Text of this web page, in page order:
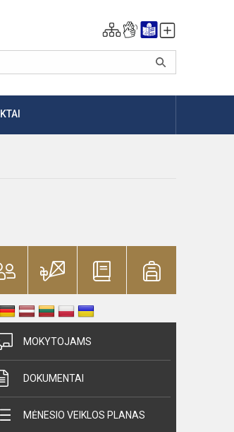
MOKYTOJAMS
DOKUMENTAI
MĖNESIO VEIKLOS PLANAS